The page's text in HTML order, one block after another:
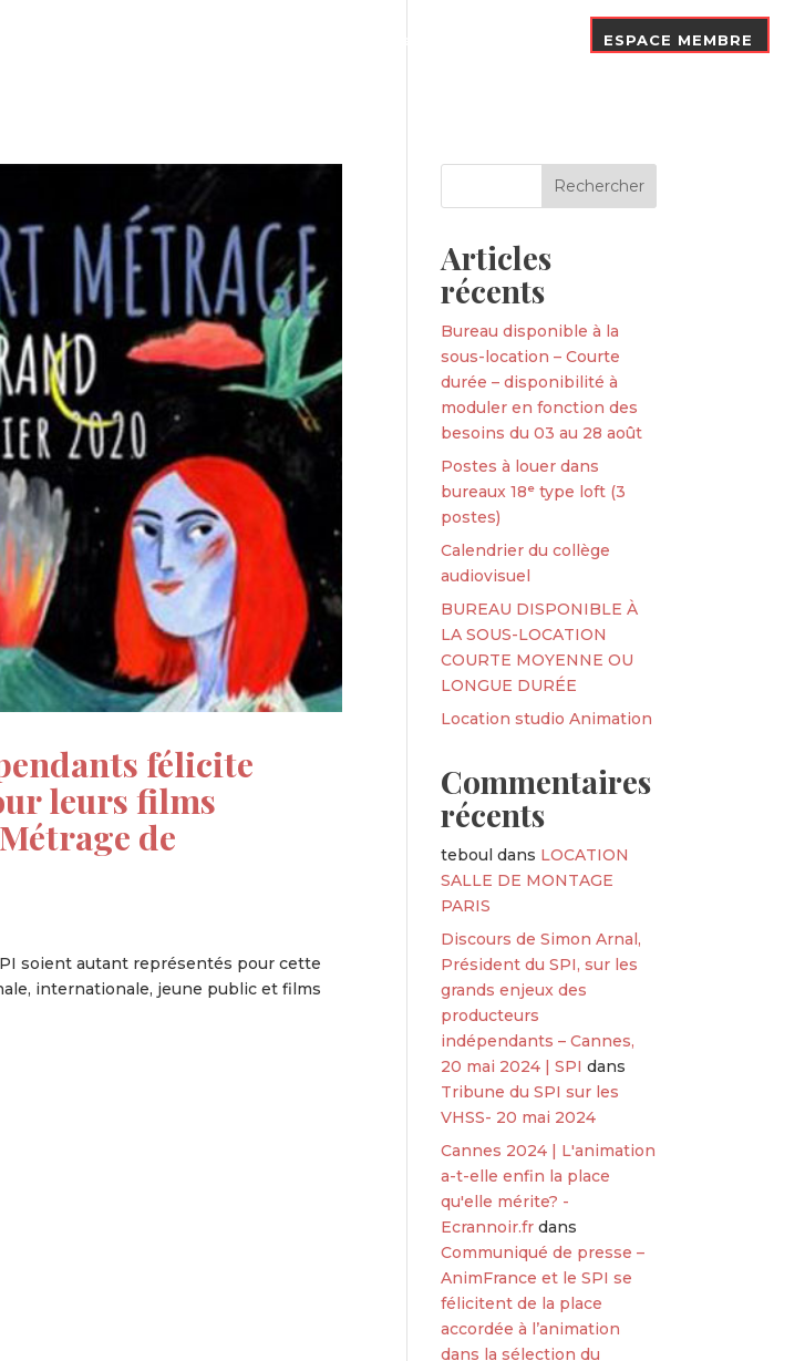
Nos Adhérents ESPACE MEMBRE
félicite
leurs films
de
soient autant représentés pour cette
internationale, jeune public et films
Articles
récents
Bureau disponible à la
sous-location – Courte
durée – disponibilité à
moduler en fonction des
besoins du 03 au 28 août
Postes à louer dans
bureaux 18ᵉ type loft (3
postes)
Calendrier du collège
audiovisuel
BUREAU DISPONIBLE À
LA SOUS-LOCATION
COURTE MOYENNE OU
LONGUE DURÉE
Location studio Animation
Commentaires
récents
teboul dans LOCATION
SALLE DE MONTAGE
PARIS
Discours de Simon Arnal,
Président du SPI, sur les
grands enjeux des
producteurs
indépendants – Cannes,
20 mai 2024 | SPI dans
Tribune du SPI sur les
VHSS- 20 mai 2024
Cannes 2024 | L'animation
a-t-elle enfin la place
qu'elle mérite? -
Ecrannoir.fr dans
Communiqué de presse –
AnimFrance et le SPI se
félicitent de la place
accordée à l’animation
dans la sélection du